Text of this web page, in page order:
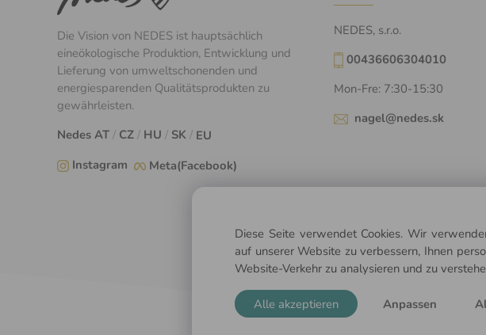
Die Vision von NEDES ist hauptsächlich
eineökologische Produktion, Entwicklung und
Lieferung von umweltschonenden und
energiesparenden Qualitätsprodukten zu
gewährleisten.
Nedes AT / CZ / HU / SK / EU
Instagram
Meta(Facebook)
NEDES, s.r.o.
00436606304010
Mon-Fre: 7:30-15:30
nagel@nedes.sk
Diese Seite verwendet Cookies. Wir
auf unserer Website zu verbessern, Ihnen
Website-Verkehr zu analysieren und zu
Alle akzeptieren Anpassen